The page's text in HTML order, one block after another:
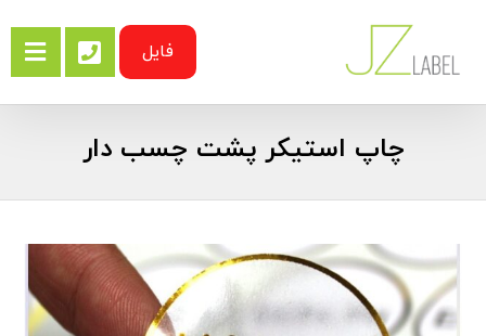
فایل
چاپ استیکر پشت چسب دار